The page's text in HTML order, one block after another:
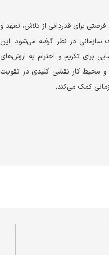
فرصتی برای قدردانی از تلاش، تعهد و
در نظر گرفته می‌شود. این
برای تکریم و احترام به ارزش‌های
و محیط کار نقشی کلیدی در تقویت
کمک می‌کند.